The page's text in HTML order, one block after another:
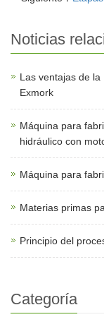
Noticias
Las ventajas de
Exmork
Máquina para
hidráulico con
Máquina para
Materias primas
Principio del
Categoría